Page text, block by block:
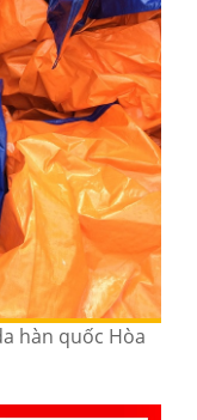
hàn quốc Hòa